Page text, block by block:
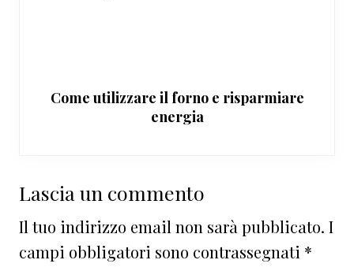
Come utilizzare il forno e risparmiare
energia
Interazioni
del
lettore
Lascia un commento
Il tuo indirizzo email non sarà pubblicato. I
campi obbligatori sono contrassegnati *